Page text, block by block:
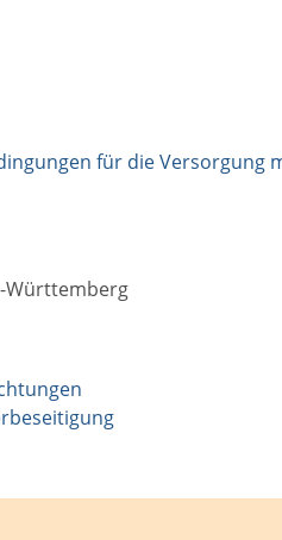
für die Versorgung
Württemberg